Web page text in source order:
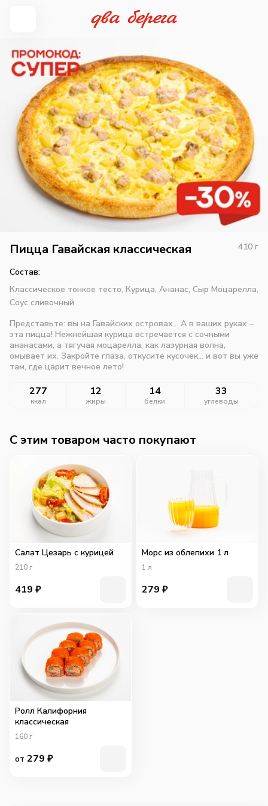
Пицца Гавайская классическая 410 г
Состав:
Классическое тонкое тесто, Курица, Ананас, Сыр Моцарелла,
Соус сливочный
Представьте: вы на Гавайских островах... А в ваших руках –
эта пицца! Нежнейшая курица встречается с сочными
ананасами, а тягучая моцарелла, как лазурная волна,
омывает их. Закройте глаза, откусите кусочек... и вот вы уже
там, где царит вечное лето!
277
ккал
12
жиры
14
белки
33
углеводы
C этим товаром часто покупают
Салат Цезарь с курицей
210 г
419 ₽
Морс из облепихи 1 л
1 л
279 ₽
Ролл Калифорния
классическая
160 г
от 279 ₽